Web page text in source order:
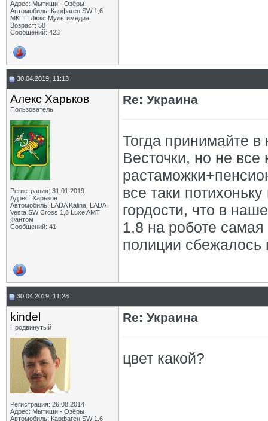
Адрес: Мытищи - Озёры
Автомобиль: Карфаген SW 1,6
МКПП Люкс Мультимедиа
Возраст: 58
Сообщений: 423
30.04.2019, 11:13
Алекс Харьков
Пользователь
Регистрация: 31.01.2019
Адрес: Харьков
Автомобиль: LADA Kalina, LADA
Vesta SW Cross 1,8 Luxe AMT
Фантом
Сообщений: 41
Re: Украина
Тогда принимайте в
Весточки, но не
все таки
гордости, что в
1,8 на роботе
полиции сбежалось
30.04.2019, 11:28
kindel
Продвинутый
Регистрация: 26.08.2014
Адрес: Мытищи - Озёры
Автомобиль: Карфаген SW 1,6
Re: Украина
цвет какой?